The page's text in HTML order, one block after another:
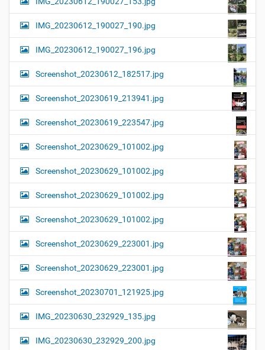
IMG_20230612_190027_190.jpg
IMG_20230612_190027_196.jpg
Screenshot_20230612_182517.jpg
Screenshot_20230619_213941.jpg
Screenshot_20230619_223547.jpg
Screenshot_20230629_101002.jpg
Screenshot_20230629_101002.jpg
Screenshot_20230629_101002.jpg
Screenshot_20230629_101002.jpg
Screenshot_20230629_223001.jpg
Screenshot_20230629_223001.jpg
Screenshot_20230701_121925.jpg
IMG_20230630_232929_135.jpg
IMG_20230630_232929_200.jpg